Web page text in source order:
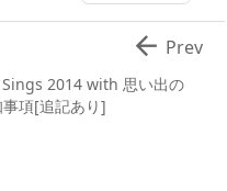
2014 with 思い出の
項[追記あり]
 Prev